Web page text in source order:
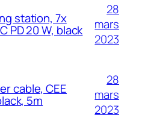
station, 7x
PD 20 W, black
28
mars
2023
cable, CEE
5m
28
mars
2023